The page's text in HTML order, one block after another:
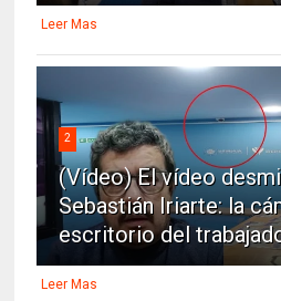
Leer Mas
2
(Vídeo) El vídeo
Sebastián Iriarte: la
escritorio del
Leer Mas